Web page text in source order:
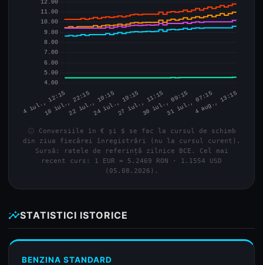
info Conversiile în € și $ se fac la cursul de schimb
din ziua fiecărei înregistrări (nu la cursul curent).
Sursă: ratele de referință zilnice BCE. Cel mai
recent curs: 1 EUR = 5.2469 RON · 1.1554 USD
(05.08.2026).
insightsSTATISTICI ISTORICE
BENZINA STANDARD